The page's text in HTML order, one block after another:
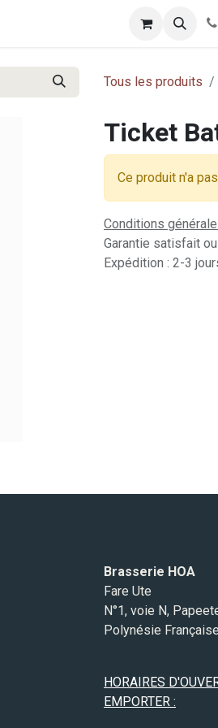
Tous les produits
Ticket
Ce produit n'a
Conditions
Garantie satisfait
Expédition : 2-3
Brasserie HOA
Fare Ute
N°1, voie N,
Polynésie Française
HORAIRES
EMPORTER :